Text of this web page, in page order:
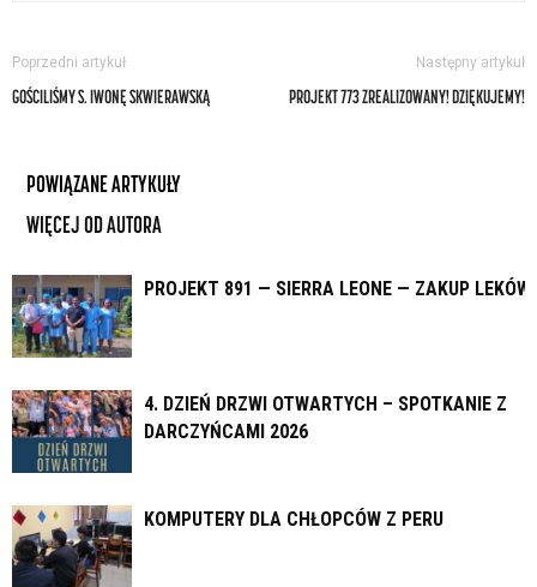
Poprzedni artykuł
GOŚCILIŚMY S. IWONĘ SKWIERAWSKĄ
Następny artykuł
PROJEKT 773 ZREALIZOWANY! DZIĘKUJEMY!
POWIĄZANE ARTYKUŁY
WIĘCEJ OD AUTORA
PROJEKT 891 — SIERRA LEONE — ZAKUP LEKÓW
4. DZIEŃ DRZWI OTWARTYCH – SPOTKANIE Z
DARCZYŃCAMI 2026
KOMPUTERY DLA CHŁOPCÓW Z PERU